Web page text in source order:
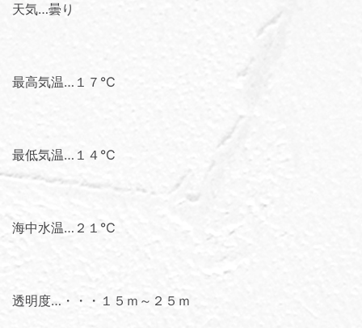
天気…曇り
最高気温…１７℃
最低気温…１４℃
海中水温…２１℃
透明度…・・・１５ｍ～２５ｍ